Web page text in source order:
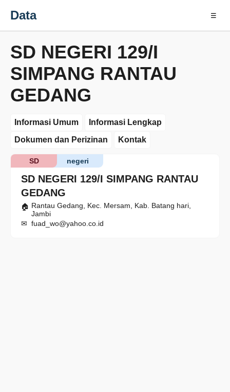
Data ☰
SD NEGERI 129/I
SIMPANG RANTAU
GEDANG
Informasi Umum
Informasi Lengkap
Dokumen dan Perizinan
Kontak
SD NEGERI 129/I SIMPANG RANTAU
GEDANG
negeri
SD
Rantau Gedang, Kec. Mersam, Kab. Batang hari,
Jambi
fuad_wo@yahoo.co.id